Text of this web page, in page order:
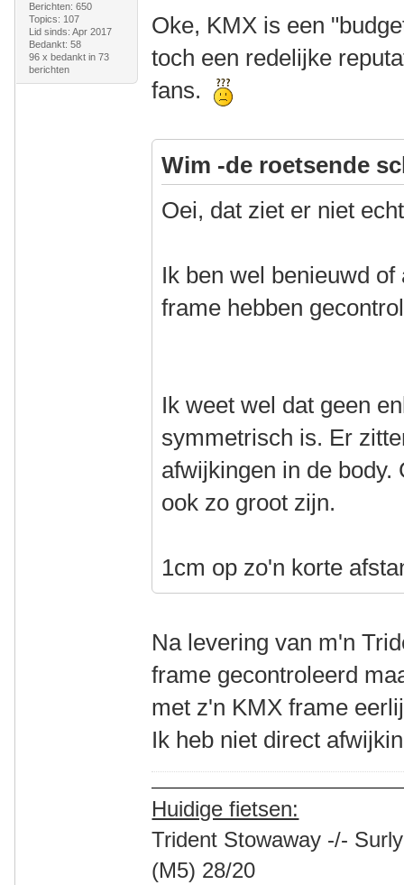
Berichten: 650
Topics: 107
Lid sinds: Apr 2017
Bedankt: 58
96 x bedankt in 73
berichten
Oke, KMX is een
toch een redelijke
fans.
Wim -de roetsende
Oei, dat ziet er niet
Ik ben wel benieuwd
frame hebben
Ik weet wel dat geen
symmetrisch is. Er
afwijkingen in de
ook zo groot zijn.
1cm op zo'n korte
Na levering van m'n
frame gecontroleerd
met z'n KMX frame
Ik heb niet direct
Huidige fietsen:
Trident Stowaway -/-
(M5) 28/20